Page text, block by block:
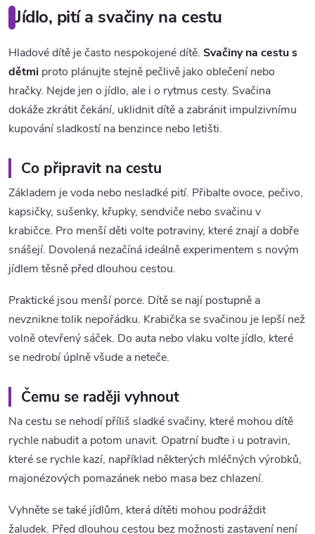
Jídlo, pití a svačiny na cestu
Hladové dítě je často nespokojené dítě. Svačiny na cestu s
dětmi proto plánujte stejně pečlivě jako oblečení nebo
hračky. Nejde jen o jídlo, ale i o rytmus cesty. Svačina
dokáže zkrátit čekání, uklidnit dítě a zabránit impulzivnímu
kupování sladkostí na benzince nebo letišti.
Co připravit na cestu
Základem je voda nebo nesladké pití. Přibalte ovoce, pečivo,
kapsičky, sušenky, křupky, sendviče nebo svačinu v
krabičce. Pro menší děti volte potraviny, které znají a dobře
snášejí. Dovolená nezačíná ideálně experimentem s novým
jídlem těsně před dlouhou cestou.
Praktické jsou menší porce. Dítě se nají postupně a
nevznikne tolik nepořádku. Krabička se svačinou je lepší než
volně otevřený sáček. Do auta nebo vlaku volte jídlo, které
se nedrobí úplně všude a neteče.
Čemu se raději vyhnout
Na cestu se nehodí příliš sladké svačiny, které mohou dítě
rychle nabudit a potom unavit. Opatrní buďte i u potravin,
které se rychle kazí, například některých mléčných výrobků,
majonézových pomazánek nebo masa bez chlazení.
Vyhněte se také jídlům, která dítěti mohou podráždit
žaludek. Před dlouhou cestou bez možnosti zastavení není